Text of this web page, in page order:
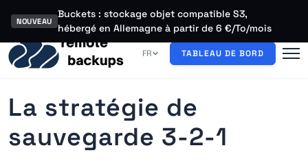
NOUVEAU
Buckets : stockage objet compatible S3,
hébergé en Allemagne à partir de 6 €/To/mois
FR TABLEAU DE BORD
La stratégie de
sauvegarde 3-2-1